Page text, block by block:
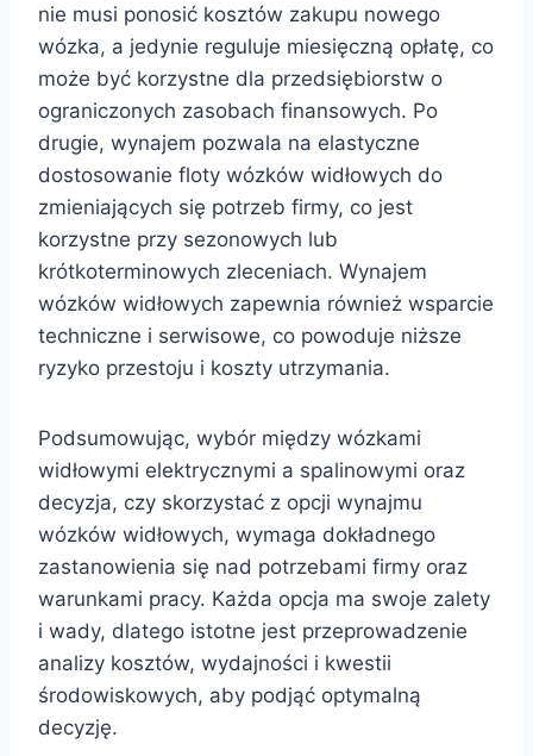
nie musi ponosić kosztów zakupu nowego
wózka, a jedynie reguluje miesięczną opłatę, co
może być korzystne dla przedsiębiorstw o
ograniczonych zasobach finansowych. Po
drugie, wynajem pozwala na elastyczne
dostosowanie floty wózków widłowych do
zmieniających się potrzeb firmy, co jest
korzystne przy sezonowych lub
krótkoterminowych zleceniach. Wynajem
wózków widłowych zapewnia również wsparcie
techniczne i serwisowe, co powoduje niższe
ryzyko przestoju i koszty utrzymania.
Podsumowując, wybór między wózkami
widłowymi elektrycznymi a spalinowymi oraz
decyzja, czy skorzystać z opcji wynajmu
wózków widłowych, wymaga dokładnego
zastanowienia się nad potrzebami firmy oraz
warunkami pracy. Każda opcja ma swoje zalety
i wady, dlatego istotne jest przeprowadzenie
analizy kosztów, wydajności i kwestii
środowiskowych, aby podjąć optymalną
decyzję.